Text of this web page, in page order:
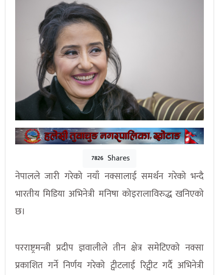
7826 Shares
नेपालले जारी गरेको नयाँ नक्सालाई समर्थन गरेको भन्दै
भारतीय मिडिया अभिनेत्री मनिषा कोइरालाविरुद्ध खनिएको
छ।
परराष्ट्रमन्त्री प्रदीप ज्ञवालीले तीन क्षेत्र समेटिएको नक्सा
प्रकाशित गर्ने निर्णय गरेको ट्वीटलाई रिट्वीट गर्दै अभिनेत्री